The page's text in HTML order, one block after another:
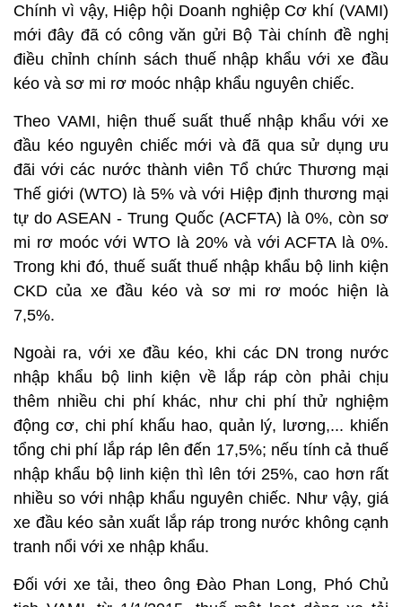
Chính vì vậy, Hiệp hội Doanh nghiệp Cơ khí (VAMI)
mới đây đã có công văn gửi Bộ Tài chính đề nghị
điều chỉnh chính sách thuế nhập khẩu với xe đầu
kéo và sơ mi rơ moóc nhập khẩu nguyên chiếc.
Theo VAMI, hiện thuế suất thuế nhập khẩu với xe
đầu kéo nguyên chiếc mới và đã qua sử dụng ưu
đãi với các nước thành viên Tổ chức Thương mại
Thế giới (WTO) là 5% và với Hiệp định thương mại
tự do ASEAN - Trung Quốc (ACFTA) là 0%, còn sơ
mi rơ moóc với WTO là 20% và với ACFTA là 0%.
Trong khi đó, thuế suất thuế nhập khẩu bộ linh kiện
CKD của xe đầu kéo và sơ mi rơ moóc hiện là
7,5%.
Ngoài ra, với xe đầu kéo, khi các DN trong nước
nhập khẩu bộ linh kiện về lắp ráp còn phải chịu
thêm nhiều chi phí khác, như chi phí thử nghiệm
động cơ, chi phí khấu hao, quản lý, lương,... khiến
tổng chi phí lắp ráp lên đến 17,5%; nếu tính cả thuế
nhập khẩu bộ linh kiện thì lên tới 25%, cao hơn rất
nhiều so với nhập khẩu nguyên chiếc. Như vậy, giá
xe đầu kéo sản xuất lắp ráp trong nước không cạnh
tranh nổi với xe nhập khẩu.
Đối với xe tải, theo ông Đào Phan Long, Phó Chủ